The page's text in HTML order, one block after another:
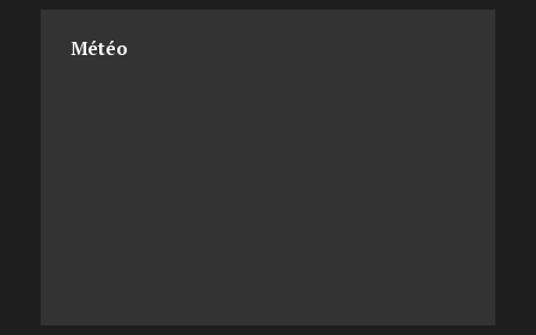
Météo